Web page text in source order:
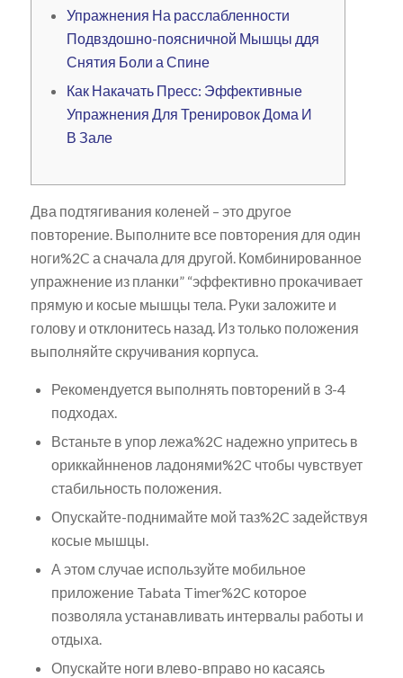
Упражнения На расслабленности
Подвздошно-поясничной Мышцы ддя
Снятия Боли а Спине
Как Накачать Пресс: Эффективные
Упражнения Для Тренировок Дома И
В Зале
Два подтягивания коленей – это другое
повторение. Выполните все повторения для один
ноги%2C а сначала для другой. Комбинированное
упражнение из планки” “эффективно прокачивает
прямую и косые мышцы тела. Руки заложите и
голову и отклонитесь назад. Из только положения
выполняйте скручивания корпуса.
Рекомендуется выполнять повторений в 3-4
подходах.
Встаньте в упор лежа%2C надежно упритесь в
ориккайнненов ладонями%2C чтобы чувствует
стабильность положения.
Опускайте-поднимайте мой таз%2C задействуя
косые мышцы.
А этом случае используйте мобильное
приложение Tabata Timer%2C которое
позволяла устанавливать интервалы работы и
отдыха.
Опускайте ноги влево-вправо но касаясь